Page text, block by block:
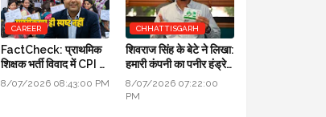
CAREER
FactCheck: प्राथमिक
शिक्षक भर्ती विवाद में CPI का
स्पष्टीकरण ही स्पष्ट नहीं
8/07/2026 08:43:00 PM
CHHATTISGARH
शिवराज सिंह के बेटे ने लिखा:
हमारी कंपनी का पनीर हंड्रेड
परसेंट प्योर है, लैब रिपोर्ट आ
गई है
8/07/2026 07:22:00
PM